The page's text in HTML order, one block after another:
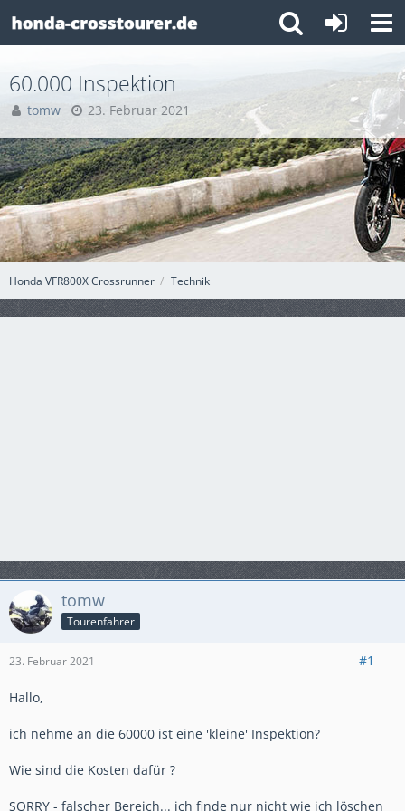
Honda VFR800X Crossrunner Technik
60.000 Inspektion
tomw 23. Februar 2021
tomw
Tourenfahrer
23. Februar 2021 #1
Hallo,
ich nehme an die 60000 ist eine 'kleine' Inspektion?
Wie sind die Kosten dafür ?
SORRY - falscher Bereich... ich finde nur nicht wie ich löschen